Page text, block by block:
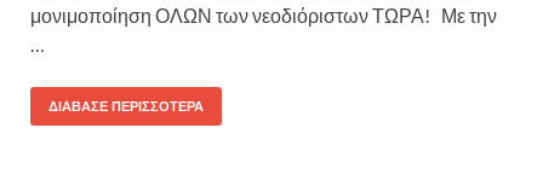
μονιμοποίηση ΟΛΩΝ των νεοδιόριστων ΤΩΡΑ! Με την
…
ΔΙΆΒΑΣΕ ΠΕΡΙΣΣΌΤΕΡΑ